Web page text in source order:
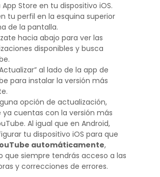
App Store en tu dispositivo iOS.
tu perfil en la esquina superior
de la pantalla.
hacia abajo para ver las
disponibles y busca
al lado de la app de
para instalar la versión más
opción de actualización,
ya cuentas con la versión más
Al igual que en Android,
tu dispositivo iOS para que
automáticamente,
que siempre tendrás acceso a las
y correcciones de errores.